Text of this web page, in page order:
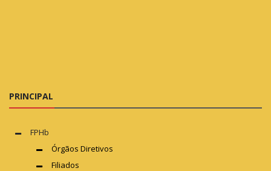
PRINCIPAL
FPHb
Órgãos Diretivos
Filiados